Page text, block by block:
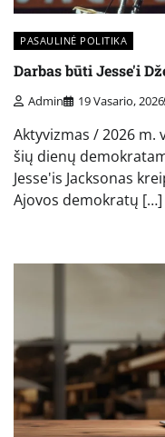
PASAULINĖ POLITIKA
Darbas būti Jesse'i
Admin 19 Vasario, 2026
Aktyvizmas / 2026 m.
šių dienų
Jesse'is Jacksonas
Ajovos demokratų […]